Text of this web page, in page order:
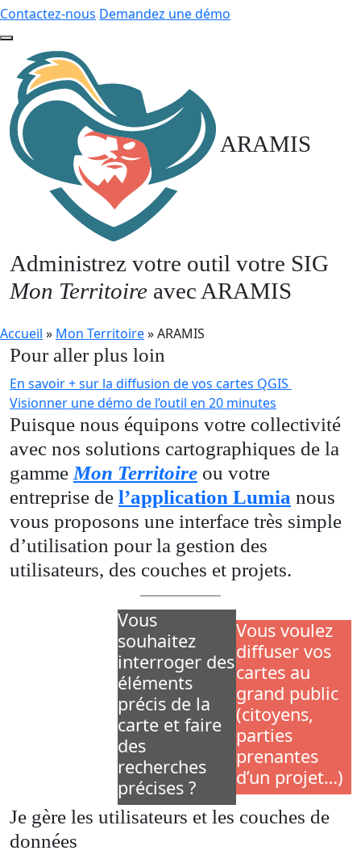
Contactez-nous Demandez une démo
ARAMIS
Administrez votre outil votre SIG
Mon Territoire avec ARAMIS
Accueil » Mon Territoire»ARAMIS
Pour aller plus loin
En savoir + sur la diffusion de vos cartes QGIS
Visionner une démo de l’outil en 20 minutes
Puisque nous équipons votre collectivité
avec nos solutions cartographiques de la
gamme Mon Territoire ou votre
entreprise de l’application Lumia nous
vous proposons une interface très simple
d’utilisation pour la gestion des
utilisateurs, des couches et projets.
Vous
souhaitez
interroger des
éléments
précis de la
carte et faire
des
recherches
précises ?
Vous voulez
diffuser vos
cartes au
grand public
(citoyens,
parties
prenantes
d’un projet…)
Je gère les utilisateurs et les couches de
données